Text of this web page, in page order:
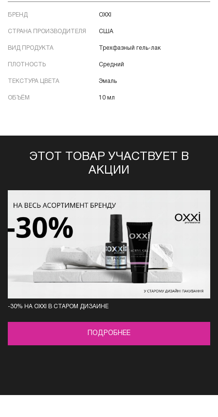
БРЕНД OXXI
СТРАНА ПРОИЗВОДИТЕЛЯ США
ВИД ПРОДУКТА Трехфазный гель-лак
ПЛОТНОСТЬ Средний
ТЕКСТУРА ЦВЕТА Эмаль
ОБЪЁМ 10 мл
ЭТОТ ТОВАР УЧАСТВУЕТ В
АКЦИИ
-30% НА OXXI В СТАРОМ ДИЗАЙНЕ
ПОДРОБНЕЕ